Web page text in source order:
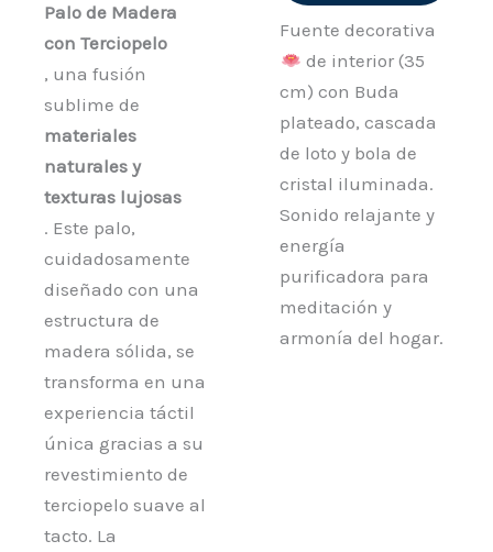
Palo de Madera
con Terciopelo
, una fusión
sublime de
materiales
naturales y
texturas lujosas
. Este palo,
cuidadosamente
diseñado con una
estructura de
madera sólida, se
transforma en una
experiencia táctil
única gracias a su
revestimiento de
terciopelo suave al
tacto. La
Fuente decorativa
de interior (35
cm) con Buda
plateado, cascada
de loto y bola de
cristal iluminada.
Sonido relajante y
energía
purificadora para
meditación y
armonía del hogar.